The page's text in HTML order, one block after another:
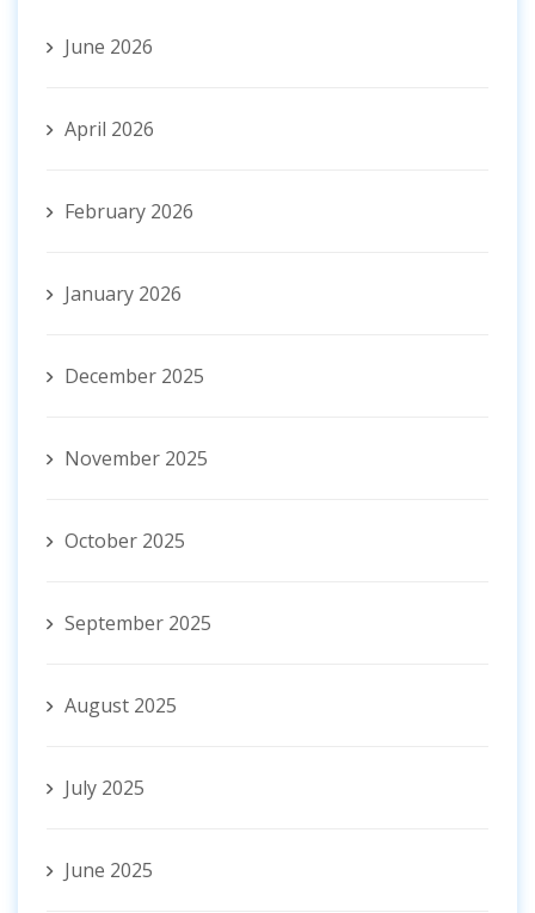
June 2026
April 2026
February 2026
January 2026
December 2025
November 2025
October 2025
September 2025
August 2025
July 2025
June 2025